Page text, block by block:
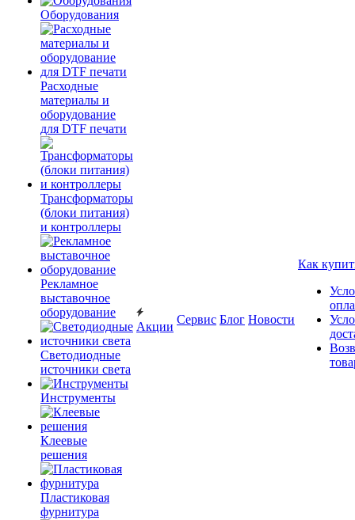
Оборудования
Расходные
материалы и
оборудование
для DTF печати
Трансформаторы
(блоки питания)
и контроллеры
Рекламное
выставочное
оборудование
Светодиодные
источники света
Инструменты
Клеевые
решения
Пластиковая
фурнитура
Акции
Сервис Блог Новости
Как